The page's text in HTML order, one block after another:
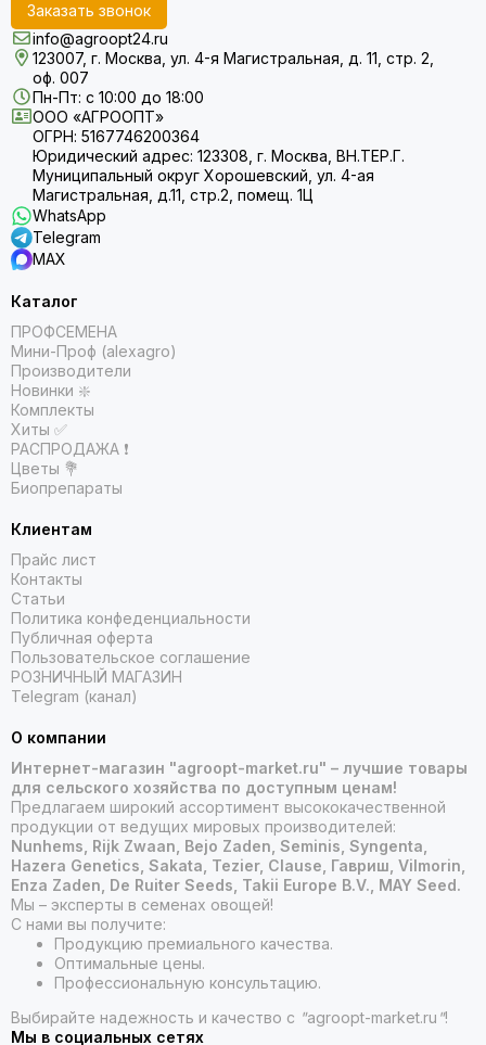
Заказать звонок
info@agroopt24.ru
123007, г. Москва, ул. 4-я Магистральная, д. 11, стр. 2,
оф. 007
Пн-Пт: с 10:00 до 18:00
ООО «АГРООПТ»
ОГРН: 5167746200364
Юридический адрес: 123308, г. Москва, ВН.ТЕР.Г.
Муниципальный округ Хорошевский, ул. 4-ая
Магистральная, д.11, стр.2, помещ. 1Ц
WhatsApp
Telegram
MAX
Каталог
ПРОФСЕМЕНА
Мини-Проф (alexagro)
Производители
Новинки ❇️
Комплекты
Хиты ✅
РАСПРОДАЖА ❗️
Цветы 💐
Биопрепараты
Клиентам
Прайс лист
Контакты
Статьи
Политика конфеденциальности
Публичная оферта
Пользовательское соглашение
РОЗНИЧНЫЙ МАГАЗИН
Telegram (канал)
О компании
Интернет-магазин "agroopt-market.ru" – лучшие товары
для сельского хозяйства по доступным ценам!
Предлагаем широкий ассортимент высококачественной
продукции от ведущих мировых производителей:
Nunhems, Rijk Zwaan, Bejo Zaden, Seminis, Syngenta,
Hazera Genetics, Sakata, Tezier, Clause, Гавриш, Vilmorin,
Enza Zaden, De Ruiter Seeds, Takii Europe B.V., MAY Seed.
Мы – эксперты в семенах овощей!
С нами вы получите:
Продукцию премиального качества.
Оптимальные цены.
Профессиональную консультацию.
Выбирайте надежность и качество с "agroopt-market.ru "!
Мы в социальных сетях